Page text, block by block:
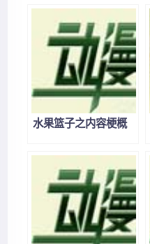
水果篮子之内容梗概